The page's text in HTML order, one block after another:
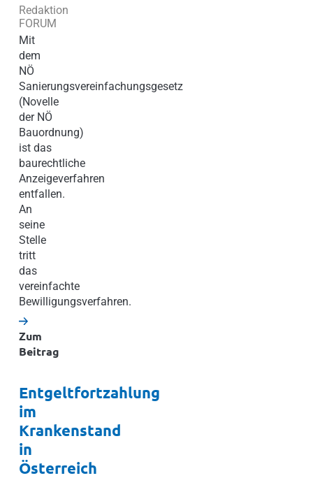
Redaktion
FORUM
Mit
dem
NÖ
Sanierungsvereinfachungsgesetz
(Novelle
der NÖ
Bauordnung)
ist das
baurechtliche
Anzeigeverfahren
entfallen.
An
seine
Stelle
tritt
das
vereinfachte
Bewilligungsverfahren.
Zum
Beitrag
Entgeltfortzahlung
im
Krankenstand
in
Österreich